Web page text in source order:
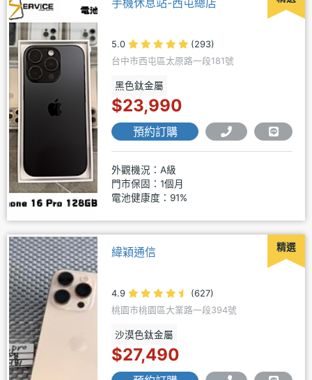
手機休息站-西屯總店
5.0
(293)
台中市西屯區太原路一段181號
黑色鈦金屬
$23,990
預約訂購
外觀機況：A級
門市保固：1個月
電池健康度：91%
精選
緯穎通信
4.9
(627)
桃園市桃園區大業路一段394號
沙漠色鈦金屬
$27,490